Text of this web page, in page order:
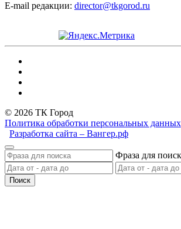
E-mail редакции: director@tkgorod.ru
© 2026 ТК Город
Политика обработки персональных данных
Разработка сайта – Вангер.рф
Фраза для
Поиск